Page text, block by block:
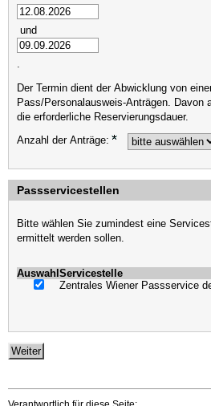
und
Der Termin dient der Abwicklung von
Pass/Personalausweis-Anträgen. Davon
die erforderliche Reservierungsdauer.
Anzahl der Anträge:
Passservicestellen
Bitte wählen Sie zumindest eine
ermittelt werden sollen.
AuswahlServicestelle
Zentrales Wiener Passservice